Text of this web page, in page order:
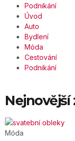
Podnikání
Úvod
Auto
Bydlení
Móda
Cestování
Podnikání
Nejnovější
Móda